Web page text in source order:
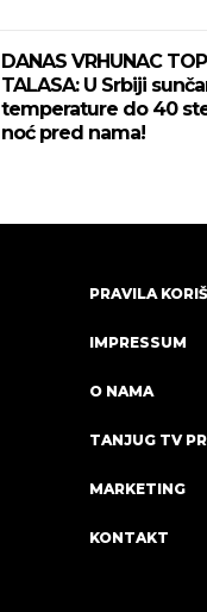
DANAS VRHUNAC
TALASA: U Srbiji
temperature do 40
noć pred nama!
PRAVILA
IMPRESSUM
O NAMA
TANJUG TV
MARKETING
KONTAKT